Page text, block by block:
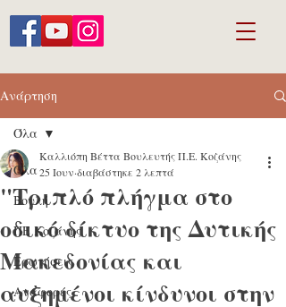
Ανάρτηση
Όλα
Βουλή
ΠΕ Κοζάνης
Ερωτήσεις
Αναφορές
Όλα
"Τριπλό πλήγμα στο
οδικό δίκτυο της Δυτικής
Μακεδονίας και
αυξημένοι κίνδυνοι στην
Καλλιόπη Βέττα Βουλευτής Π.Ε. Κοζάνης
25 Ιουν διαβάστηκε 2 λεπτά